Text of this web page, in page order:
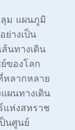
ลุม แผนภูมิ
ย่างเป็น
นทางเดิน
ของโลก
หลากหลาย
ผนทางเดิน
แห่งสหราช
นศูนย์